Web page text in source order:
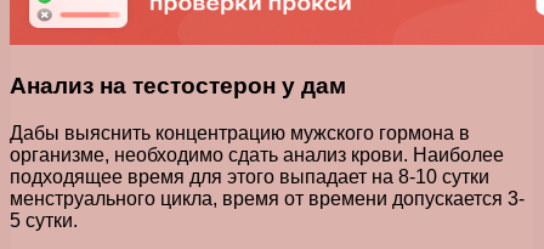
Анализ на тестостерон у дам
Дабы выяснить концентрацию мужского гормона в
организме, необходимо сдать анализ крови. Наиболее
подходящее время для этого выпадает на 8-10 сутки
менструального цикла, время от времени допускается 3-
5 сутки.